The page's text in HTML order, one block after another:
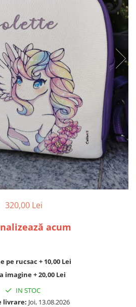
320,00 Lei
acum
pe rucsac + 10,00 Lei
imagine + 20,00 Lei
IN STOC
livrare: Joi, 13.08.2026